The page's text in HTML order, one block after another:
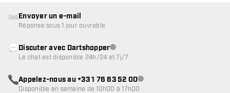
Envoyer un e-mail
Réponse sous 1 jour ouvrable
Discuter avec DartshopperService client indisponible
Le chat est disponible 24h/24 et 7j/7
Appelez-nous au +33 1 76 63 52 00Service client indisponible
Disponible en semaine de 10h00 à 17h00